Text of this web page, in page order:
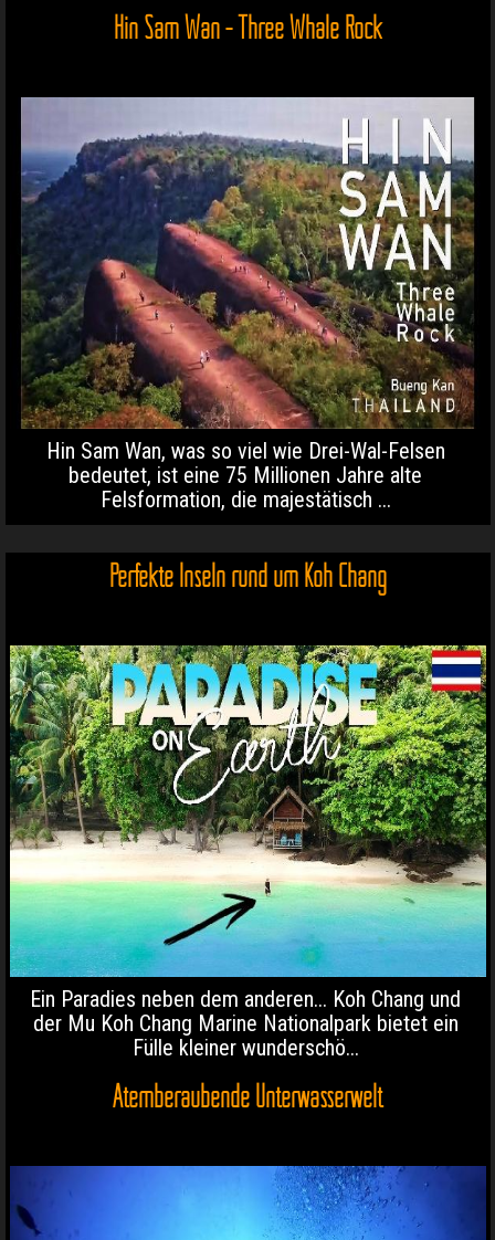
Hin Sam Wan - Three Whale Rock
Hin Sam Wan, was so viel wie Drei-Wal-Felsen
bedeutet, ist eine 75 Millionen Jahre alte
Felsformation, die majestätisch ...
Perfekte Inseln rund um Koh Chang
Ein Paradies neben dem anderen... Koh Chang und
der Mu Koh Chang Marine Nationalpark bietet ein
Fülle kleiner wunderschö...
Atemberaubende Unterwasserwelt